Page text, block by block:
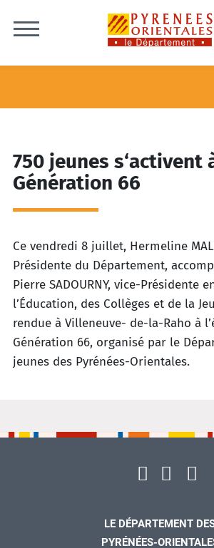
750 jeunes s‘activent
Génération 66
Ce vendredi 8 juillet, Hermeline
Présidente du Département,
Pierre SADOURNY, vice-Présidente
l’Éducation, des Collèges et de la
rendue à Villeneuve- de-la-Raho à
Génération 66, organisé par le
jeunes des Pyrénées-Orientales.
LE DÉPARTEMENT
PYRÉNÉES-